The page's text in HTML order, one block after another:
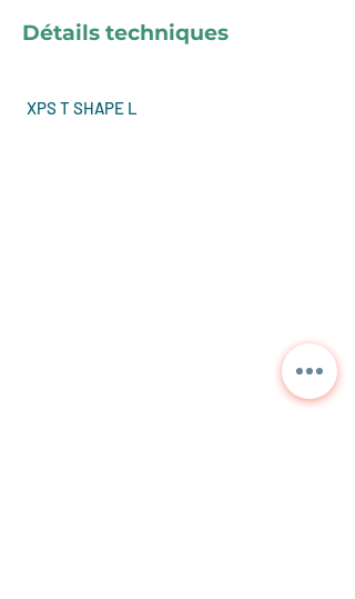
Détails techniques
XPS T SHAPE L